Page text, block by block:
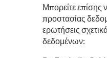
Μπορείτε επίσης
προστασίας
ερωτήσεις
δεδομένων: